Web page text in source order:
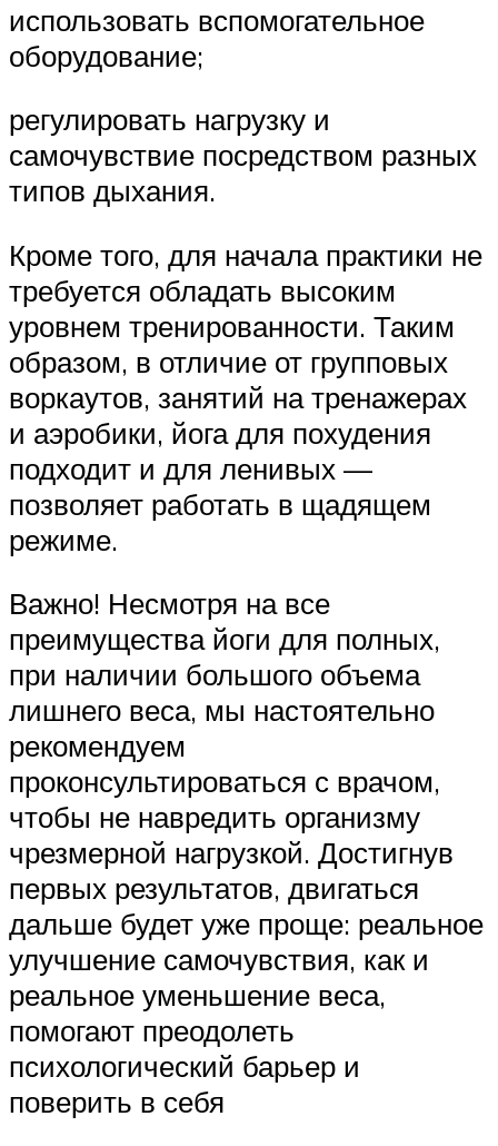
использовать вспомогательное
оборудование;
регулировать нагрузку и
самочувствие посредством разных
типов дыхания.
Кроме того, для начала практики не
требуется обладать высоким
уровнем тренированности. Таким
образом, в отличие от групповых
воркаутов, занятий на тренажерах
и аэробики, йога для похудения
подходит и для ленивых —
позволяет работать в щадящем
режиме.
Важно! Несмотря на все
преимущества йоги для полных,
при наличии большого объема
лишнего веса, мы настоятельно
рекомендуем
проконсультироваться с врачом,
чтобы не навредить организму
чрезмерной нагрузкой. Достигнув
первых результатов, двигаться
дальше будет уже проще: реальное
улучшение самочувствия, как и
реальное уменьшение веса,
помогают преодолеть
психологический барьер и
поверить в себя